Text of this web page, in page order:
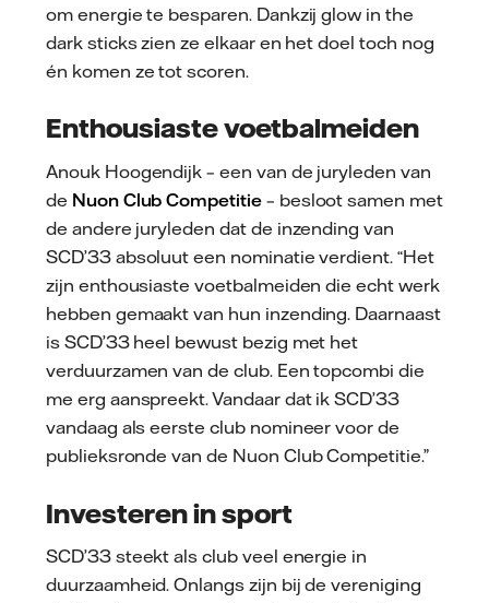
om energie te besparen. Dankzij glow in the
dark sticks zien ze elkaar en het doel toch nog
én komen ze tot scoren.
Enthousiaste voetbalmeiden
Anouk Hoogendijk – een van de juryleden van
de Nuon Club Competitie– besloot samen met
de andere juryleden dat de inzending van
SCD’33 absoluut een nominatie verdient. “Het
zijn enthousiaste voetbalmeiden die echt werk
hebben gemaakt van hun inzending. Daarnaast
is SCD’33 heel bewust bezig met het
verduurzamen van de club. Een topcombi die
me erg aanspreekt. Vandaar dat ik SCD’33
vandaag als eerste club nomineer voor de
publieksronde van de Nuon Club Competitie.”
Investeren in sport
SCD’33 steekt als club veel energie in
duurzaamheid. Onlangs zijn bij de vereniging